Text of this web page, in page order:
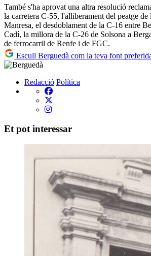
També s'ha aprovat una altra resolució
la carretera C-55, l'alliberament del peatge de
Manresa, el desdoblament de la C-16 entre
Cadí, la millora de la C-26 de Solsona a
de ferrocarril de Renfe i de FGC.
Escull Berguedà com la teva font
Redacció Política
Et pot interessar